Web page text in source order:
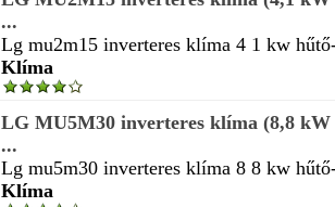
...
Lg mu2m15 inverteres klíma 4 1 kw
Klíma
LG MU5M30 inverteres klíma (8,8
...
Lg mu5m30 inverteres klíma 8 8 kw
Klíma